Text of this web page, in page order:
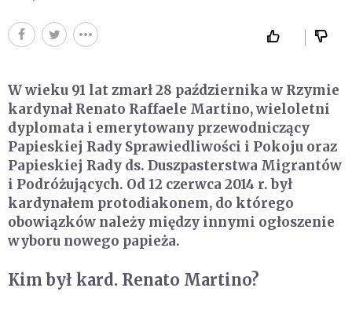
W wieku 91 lat zmarł 28 października w Rzymie
kardynał Renato Raffaele Martino, wieloletni
dyplomata i emerytowany przewodniczący
Papieskiej Rady Sprawiedliwości i Pokoju oraz
Papieskiej Rady ds. Duszpasterstwa Migrantów
i Podróżujących. Od 12 czerwca 2014 r. był
kardynałem protodiakonem, do którego
obowiązków należy między innymi ogłoszenie
wyboru nowego papieża.
Kim był kard. Renato Martino?